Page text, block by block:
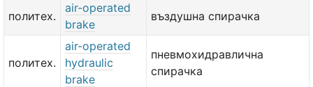
политех.
air-operated
brake
въздушна спирачка
политех.
air-operated
hydraulic
brake
пневмохидравлична
спирачка